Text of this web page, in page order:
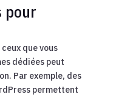
pour
que vous
dédiées peut
Par exemple, des
permettent